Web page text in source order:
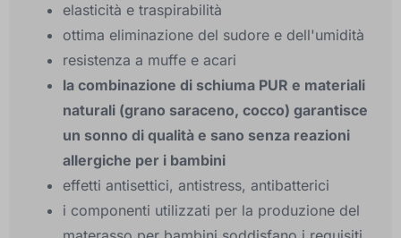
elasticità e traspirabilità
ottima eliminazione del sudore e dell'umidità
resistenza a muffe e acari
la combinazione di schiuma PUR e materiali
naturali (grano saraceno, cocco) garantisce
un sonno di qualità e sano senza reazioni
allergiche per i bambini
effetti antisettici, antistress, antibatterici
i componenti utilizzati per la produzione del